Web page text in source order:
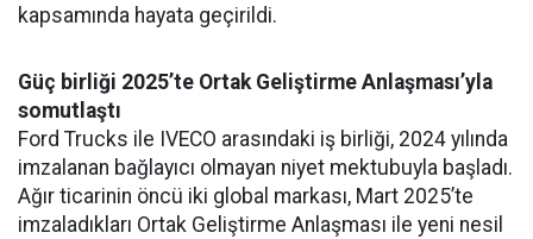
kapsamında hayata geçirildi.
Güç birliği 2025’te Ortak Geliştirme Anlaşması’yla
somutlaştı
Ford Trucks ile IVECO arasındaki iş birliği, 2024 yılında
imzalanan bağlayıcı olmayan niyet mektubuyla başladı.
Ağır ticarinin öncü iki global markası, Mart 2025’te
imzaladıkları Ortak Geliştirme Anlaşması ile yeni nesil